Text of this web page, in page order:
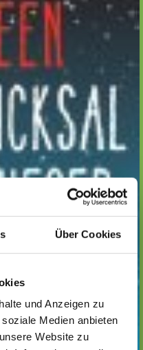
Über Cookies
und Anzeigen zu
Medien anbieten
Website zu